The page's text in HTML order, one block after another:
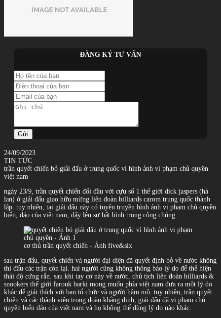
ĐĂNG KÝ TƯ VẤN
Gửi
24/09/2023
TIN TỨC
trần quyết chiến bỏ giải đấu ở trung quốc vì hình ảnh vi phạm chủ quyền
việt nam
ngày 23/9, trần quyết chiến đối đầu với cựu số 1 thế giới dick jaspers (hà
lan) ở giải đấu giao hữu mừng liên đoàn billiards carom trung quốc thành
lập. tuy nhiên, tại giải đấu này có tuyên truyền hình ảnh vi phạm chủ quyền
biển, đảo của việt nam, dấy lên sự bất bình trong công chúng.
cơ thủ trần quyết chiến - Ảnh five&six
sau trận đấu, quyết chiến và người đại diện đã quyết định bỏ về nước không
thi đấu các trận còn lại. hai người cũng không thông báo lý do để thể hiện
thái độ cứng rắn. sau khi tay cơ này về nước, chủ tịch liên đoàn billiards &
snookers thế giới farouk barki mong muốn phía việt nam đưa ra một lý do
khác để giải thích với ban tổ chức và người hâm mộ. tuy nhiên, trần quyết
chiến và các thành viên trong đoàn khẳng định, giải đấu đã vi phạm chủ
quyền biển đảo của việt nam và họ không thể dùng lý do nào khác.